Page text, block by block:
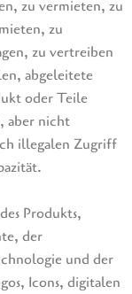
zu vermieten, zu
zu
zu vertreiben
abgeleitete
oder Teile
aber nicht
illegalen Zugriff
Produkts,
der
und der
Icons, digitalen